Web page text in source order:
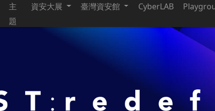
主
題
資安大展 臺灣資安館 CyberLAB